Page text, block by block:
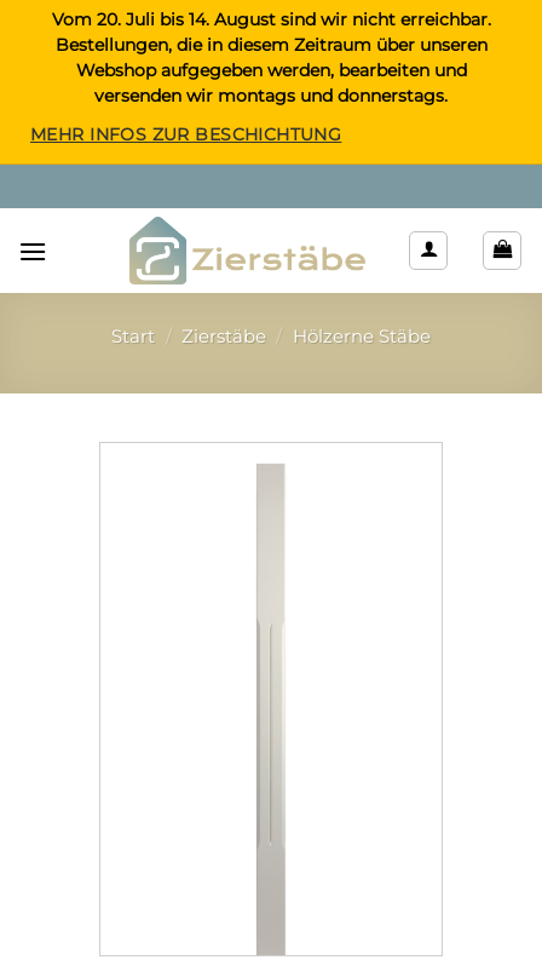
Inhalt
springen
Vom 20. Juli bis 14. August sind wir nicht erreichbar.
Bestellungen, die in diesem Zeitraum über unseren
Webshop aufgegeben werden, bearbeiten und
versenden wir montags und donnerstags.
MEHR INFOS ZUR BESCHICHTUNG
Start / Zierstäbe / Hölzerne Stäbe